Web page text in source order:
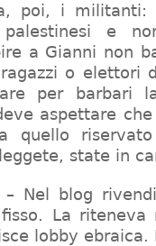
poi, i militanti:
e
a Gianni non
o elettori
per barbari
aspettare
quello
state in
– Nel blog
La
lobby ebraica.